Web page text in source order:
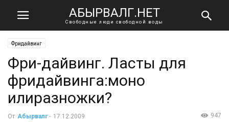
АБЫРВАЛГ.НЕТ
Свободные люди свободной воды
Фридайвинг
Фри-дайвинг. Ласты для
фридайвинга:моно
илиразножки?
От Абырвалг - 17.12.2009 947